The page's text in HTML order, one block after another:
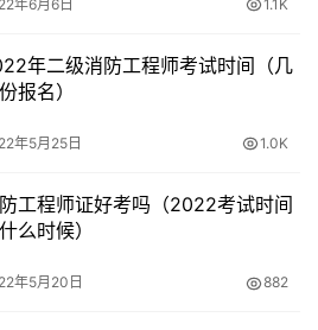
格核验后，报考人员可按报名地
方式，到指定地点现场缴费或通过
用支付完成后报名工作结束。
件
遵守国家法律、法规，恪守职业道
工程师资格考试报名条件之一的，
年6月6日 1.1K
年二级消防工程师考试时间（几
报名）
年5月25日 1.0K
工程师证好考吗（2022考试时间
么时候）
年5月20日 882